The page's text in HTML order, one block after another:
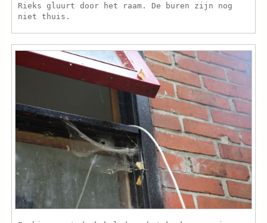
Rieks gluurt door het raam. De buren zijn nog
niet thuis.